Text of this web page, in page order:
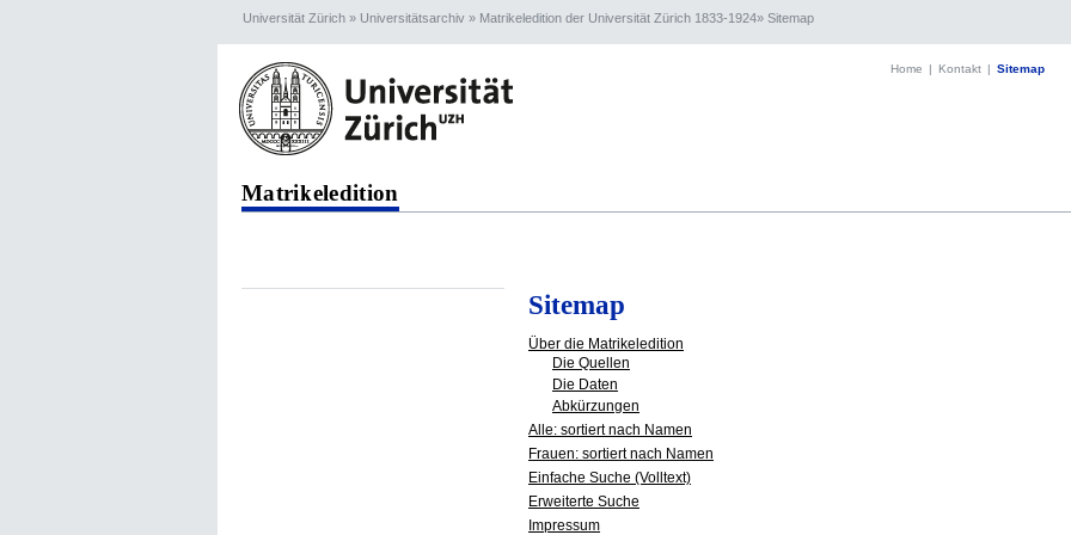
Universität Zürich » Universitätsarchiv » Matrikeledition der Universität Zürich 1833-1924» Sitemap
Home | Kontakt | Sitemap
Matrikeledition
Sitemap
Über die Matrikeledition
Die Quellen
Die Daten
Abkürzungen
Alle: sortiert nach Namen
Frauen: sortiert nach Namen
Einfache Suche (Volltext)
Erweiterte Suche
Impressum